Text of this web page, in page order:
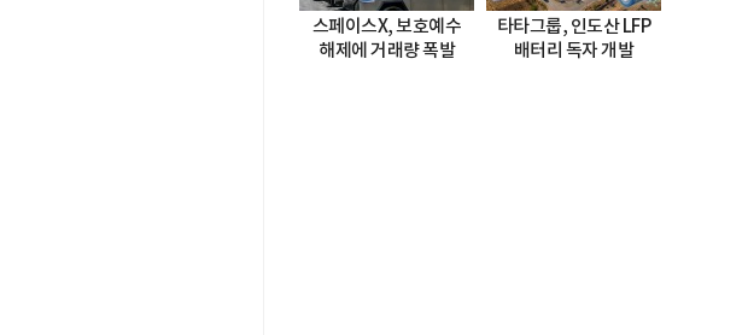
스페이스X, 보호예수
해제에 거래량 폭발
타타그룹, 인도산 LFP
배터리 독자 개발